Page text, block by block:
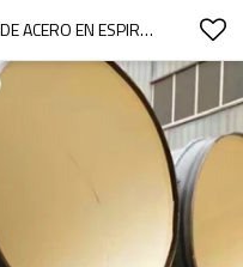
TIANJIN YOUFA BRAND TUBO DE ACERO EN ESPIRAL DE GRAN DIÁMETRO TUBO DE ACERO DE 1800 MM